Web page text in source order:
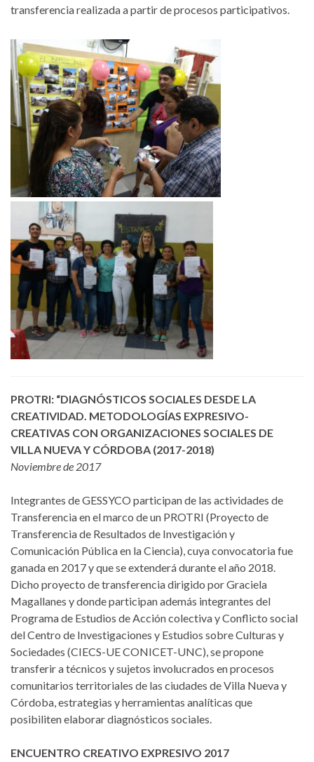
transferencia realizada a partir de procesos participativos.
PROTRI: “DIAGNÓSTICOS SOCIALES DESDE LA
CREATIVIDAD. METODOLOGÍAS EXPRESIVO-
CREATIVAS CON ORGANIZACIONES SOCIALES DE
VILLA NUEVA Y CÓRDOBA (2017-2018)
Noviembre de 2017
Integrantes de GESSYCO participan de las actividades de
Transferencia en el marco de un PROTRI (Proyecto de
Transferencia de Resultados de Investigación y
Comunicación Pública en la Ciencia), cuya convocatoria fue
ganada en 2017 y que se extenderá durante el año 2018.
Dicho proyecto de transferencia dirigido por Graciela
Magallanes y donde participan además integrantes del
Programa de Estudios de Acción colectiva y Conflicto social
del Centro de Investigaciones y Estudios sobre Culturas y
Sociedades (CIECS-UE CONICET-UNC), se propone
transferir a técnicos y sujetos involucrados en procesos
comunitarios territoriales de las ciudades de Villa Nueva y
Córdoba, estrategias y herramientas analíticas que
posibiliten elaborar diagnósticos sociales.
ENCUENTRO CREATIVO EXPRESIVO 2017